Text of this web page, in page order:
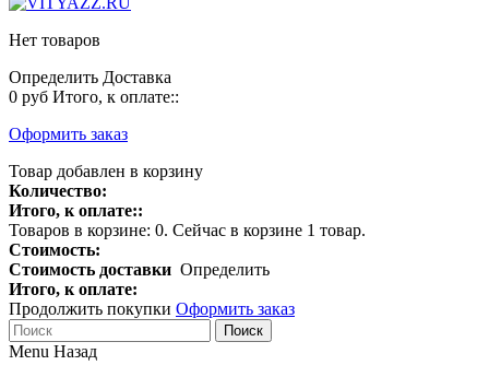
Нет товаров
Определить Доставка
0 руб Итого, к оплате::
Оформить заказ
Товар добавлен в корзину
Количество:
Итого, к оплате::
Товаров в корзине: 0. Сейчас в корзине 1 товар.
Стоимость:
Стоимость доставки Определить
Итого, к оплате:
Продолжить покупки Оформить заказ
Поиск
Menu Назад